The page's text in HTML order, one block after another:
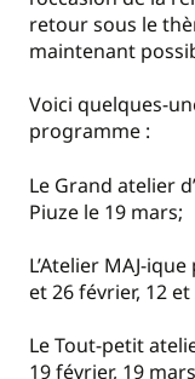
retour sous le
maintenant
Voici quelques-
programme :
Le Grand atelier
Piuze le 19 mars;
L’Atelier MAJ-
et 26 février, 12
Le Tout-petit
19 février, 19